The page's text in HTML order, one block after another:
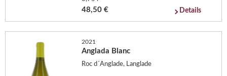
48,50 € Details
2021
Anglada Blanc
Roc d´Anglade, Langlade